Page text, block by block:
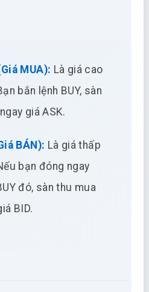
MUA): Là giá cao
bắn lệnh BUY, sàn
giá ASK.
BÁN): Là giá thấp
bạn đóng ngay
đó, sàn thu mua
BID.